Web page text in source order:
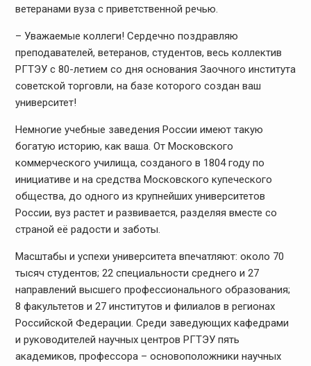
ветеранами вуза с приветственной речью.
– Уважаемые коллеги! Сердечно поздравляю
преподавателей, ветеранов, студентов, весь коллектив
РГТЭУ с 80-летием со дня основания Заочного института
советской торговли, на базе которого создан ваш
университет!
Немногие учебные заведения России имеют такую
богатую историю, как ваша. От Московского
коммерческого училища, созданого в 1804 году по
инициативе и на средства Московского купеческого
общества, до одного из крупнейших университетов
России, вуз растет и развивается, разделяя вместе со
страной её радости и заботы.
Масштабы и успехи университета впечатляют: около 70
тысяч студентов; 22 специальности среднего и 27
направлений высшего профессионального образования;
8 факультетов и 27 институтов и филиалов в регионах
Российской Федерации. Среди заведующих кафедрами
и руководителей научных центров РГТЭУ пять
академиков, профессора – основоположники научных